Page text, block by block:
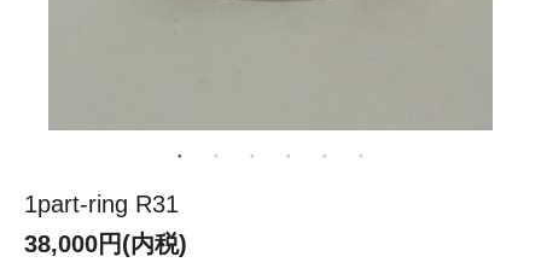
1part-ring R31
38,000円(内税)